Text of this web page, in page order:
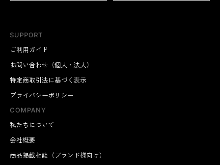
SUPPORT
ご利用ガイド
お問い合わせ（個人・法人）
特定商取引法に基づく表示
プライバシーポリシー
COMPANY
私たちについて
会社概要
商品掲載相談（ブランド様向け）